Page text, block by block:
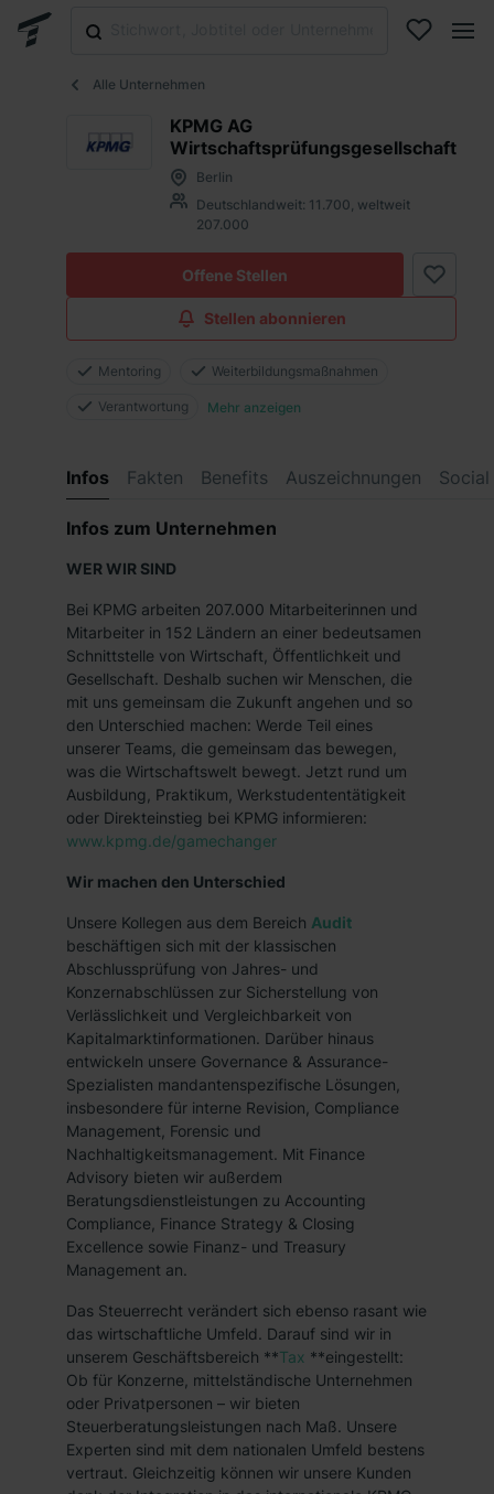
Alle Unternehmen
KPMG AG
Wirtschaftsprüfungsgesellschaft
Berlin
Deutschlandweit: 11.700, weltweit
207.000
Offene Stellen
Stellen abonnieren
Mentoring Weiterbildungsmaßnahmen
Verantwortung Mehr anzeigen
Infos Fakten Benefits Auszeichnungen
Infos zum Unternehmen
WER WIR SIND
Bei KPMG arbeiten 207.000 Mitarbeiterinnen und
Mitarbeiter in 152 Ländern an einer bedeutsamen
Schnittstelle von Wirtschaft, Öffentlichkeit und
Gesellschaft. Deshalb suchen wir Menschen, die
mit uns gemeinsam die Zukunft angehen und so
den Unterschied machen: Werde Teil eines
unserer Teams, die gemeinsam das bewegen,
was die Wirtschaftswelt bewegt. Jetzt rund um
Ausbildung, Praktikum, Werkstudententätigkeit
oder Direkteinstieg bei KPMG informieren:
www.kpmg.de/gamechanger
Wir machen den Unterschied
Unsere Kollegen aus dem Bereich Audit
beschäftigen sich mit der klassischen
Abschlussprüfung von Jahres- und
Konzernabschlüssen zur Sicherstellung von
Verlässlichkeit und Vergleichbarkeit von
Kapitalmarktinformationen. Darüber hinaus
entwickeln unsere Governance & Assurance-
Spezialisten mandantenspezifische Lösungen,
insbesondere für interne Revision, Compliance
Management, Forensic und
Nachhaltigkeitsmanagement. Mit Finance
Advisory bieten wir außerdem
Beratungsdienstleistungen zu Accounting
Compliance, Finance Strategy & Closing
Excellence sowie Finanz- und Treasury
Management an.
Das Steuerrecht verändert sich ebenso rasant wie
das wirtschaftliche Umfeld. Darauf sind wir in
unserem Geschäftsbereich **Tax **eingestellt:
Ob für Konzerne, mittelständische Unternehmen
oder Privatpersonen – wir bieten
Steuerberatungsleistungen nach Maß. Unsere
Experten sind mit dem nationalen Umfeld bestens
vertraut. Gleichzeitig können wir unsere Kunden